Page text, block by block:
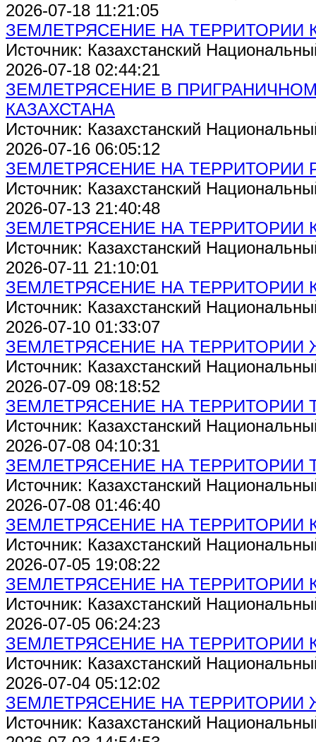
2026-07-18 11:21:05
ЗЕМЛЕТРЯСЕНИЕ НА ТЕРРИТОРИИ
Источник: Казахстанский
2026-07-18 02:44:21
ЗЕМЛЕТРЯСЕНИЕ В
КАЗАХСТАНА
Источник: Казахстанский
2026-07-16 06:05:12
ЗЕМЛЕТРЯСЕНИЕ НА ТЕРРИТОРИИ
Источник: Казахстанский
2026-07-13 21:40:48
ЗЕМЛЕТРЯСЕНИЕ НА ТЕРРИТОРИИ
Источник: Казахстанский
2026-07-11 21:10:01
ЗЕМЛЕТРЯСЕНИЕ НА ТЕРРИТОРИИ
Источник: Казахстанский
2026-07-10 01:33:07
ЗЕМЛЕТРЯСЕНИЕ НА
Источник: Казахстанский
2026-07-09 08:18:52
ЗЕМЛЕТРЯСЕНИЕ НА ТЕРРИТОРИИ
Источник: Казахстанский
2026-07-08 04:10:31
ЗЕМЛЕТРЯСЕНИЕ НА ТЕРРИТОРИИ
Источник: Казахстанский
2026-07-08 01:46:40
ЗЕМЛЕТРЯСЕНИЕ НА ТЕРРИТОРИИ
Источник: Казахстанский
2026-07-05 19:08:22
ЗЕМЛЕТРЯСЕНИЕ НА ТЕРРИТОРИИ
Источник: Казахстанский
2026-07-05 06:24:23
ЗЕМЛЕТРЯСЕНИЕ НА ТЕРРИТОРИИ
Источник: Казахстанский
2026-07-04 05:12:02
ЗЕМЛЕТРЯСЕНИЕ НА
Источник: Казахстанский